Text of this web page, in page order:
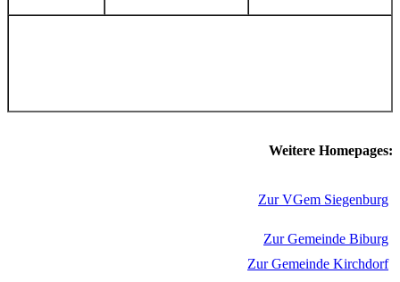
Weitere Homepages:
Zur VGem Siegenburg
Zur Gemeinde Biburg
Zur Gemeinde Kirchdorf